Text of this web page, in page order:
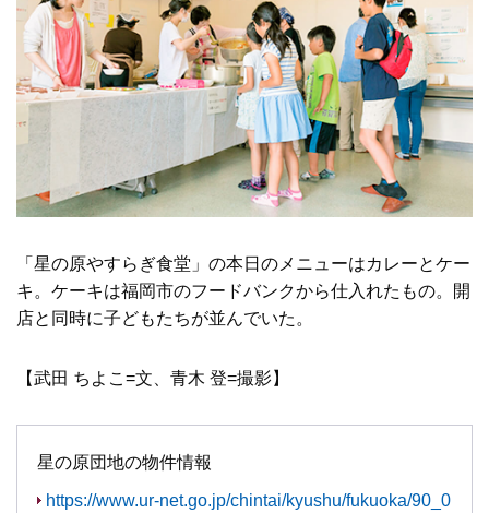
「星の原やすらぎ食堂」の本日のメニューはカレーとケー
キ。ケーキは福岡市のフードバンクから仕入れたもの。開
店と同時に子どもたちが並んでいた。
【武田 ちよこ=文、青木 登=撮影】
星の原団地の物件情報
https://www.ur-net.go.jp/chintai/kyushu/fukuoka/90_0